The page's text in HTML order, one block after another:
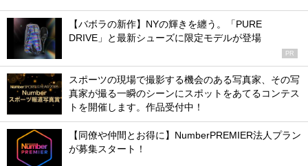
【バボラの新作】NYの輝きを纏う。「PURE
DRIVE」と最新シューズに限定モデルが登場
PR
スポーツの現場で撮影する機会のある写真家、その写
真家が撮る一瞬のシーンにスポットをあてるコンテス
トを開催します。作品受付中！
【同僚や仲間とお得に】NumberPREMIER法人プラン
が募集スタート！